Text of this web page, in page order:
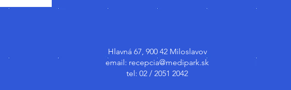
Hlavná 67, 900 42 Miloslavov
email: recepcia@medipark.sk
tel: 02 / 2051 2042